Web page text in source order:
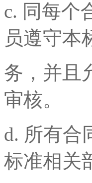
c. 同每个
员遵守本
务，并且
审核。
d. 所有合
标准相关